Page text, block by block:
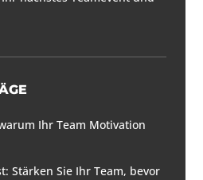
Ihr Team Motivation
Stärken Sie Ihr Team, bevor